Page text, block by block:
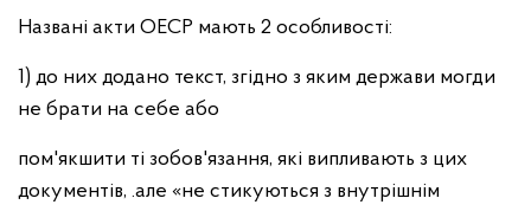
Названі акти ОЕСР мають 2 особливості:
1) до них додано текст, згідно з яким держави могди
не брати на себе або
пом'якшити ті зобов'язання, які випливають з цих
документів, .але «не стикуються з внутрішнім